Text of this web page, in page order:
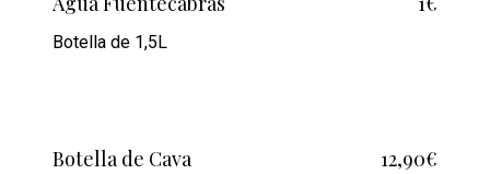
Botella de 1,5L
Botella de Cava 12,90€